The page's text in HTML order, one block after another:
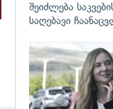
შეიძლება
საღებავი